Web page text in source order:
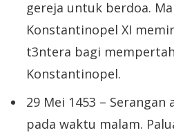
gereja untuk berdoa.
Konstantinopel XI
t3ntera bagi
Konstantinopel.
29 Mei 1453 –
pada waktu malam.